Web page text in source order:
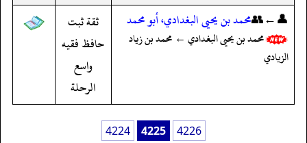
👤←👥محمد بن يحيى البغدادي، أبو محمد
محمد بن يحيى البغدادي ← محمد بن زياد
الزيادي
ثقة ثبت
حافظ فقيه
واسع
الرحلة
4224 4225 4226